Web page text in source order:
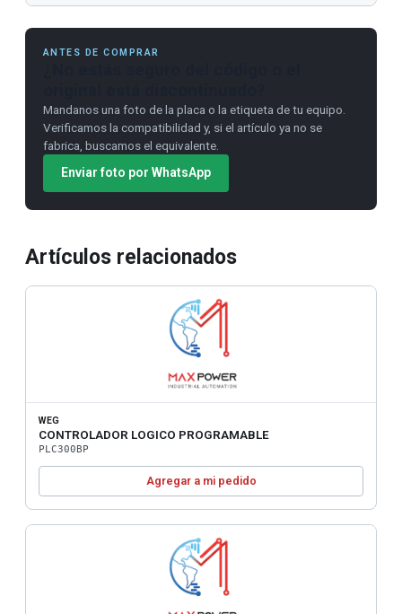
ANTES DE COMPRAR
Mandanos una foto de la placa o la etiqueta de tu equipo.
Verificamos la compatibilidad y, si el artículo ya no se
fabrica, buscamos el equivalente.
Enviar foto por WhatsApp
Artículos relacionados
WEG
CONTROLADOR LOGICO PROGRAMABLE
PLC300BP
Agregar a mi pedido